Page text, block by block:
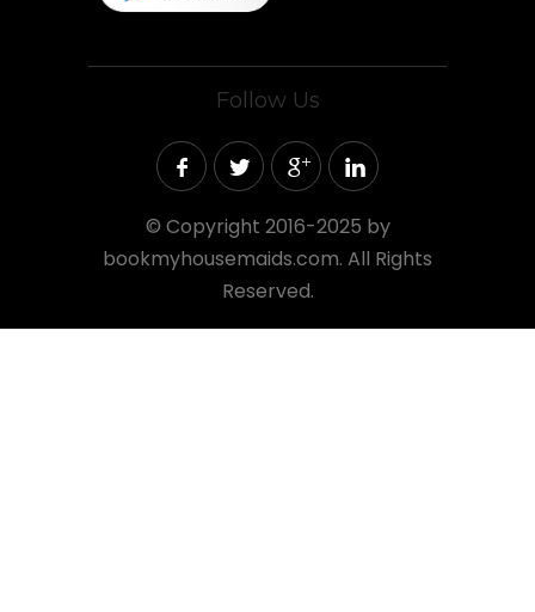
Follow Us
© Copyright 2016-2025 by
bookmyhousemaids.com. All Rights
Reserved.